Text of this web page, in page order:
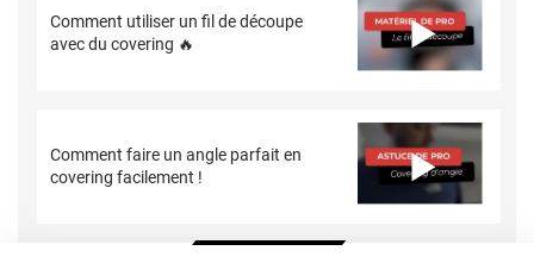
Comment utiliser un fil de découpe
avec du covering 🔥
Comment faire un angle parfait en
covering facilement !